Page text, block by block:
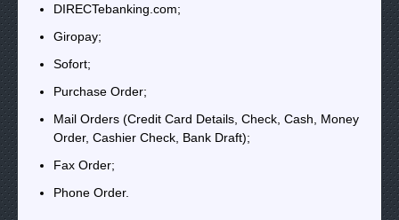
DIRECTebanking.com;
Giropay;
Sofort;
Purchase Order;
Mail Orders (Credit Card Details, Check, Cash, Money
Order, Cashier Check, Bank Draft);
Fax Order;
Phone Order.